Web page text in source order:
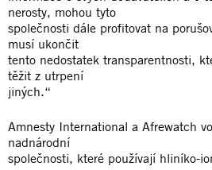
nerosty, mohou tyto
společnosti dále profitovat na
musí ukončit
tento nedostatek transparentnosti,
těžit z utrpení
jiných.“
Amnesty International a Afrewatch
nadnárodní
společnosti, které používají hliníko-